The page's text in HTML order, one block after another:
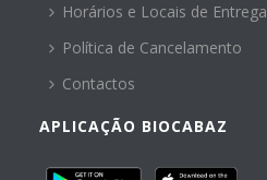
Horários e Locais de Entrega
Política de Cancelamento
Contactos
APLICAÇÃO BIOCABAZ